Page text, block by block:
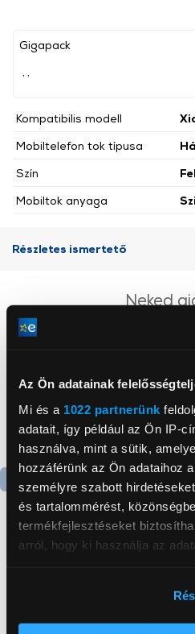
Az Ön adatainak
Mi és a 1022 partnerünk
adatait, így például az Ön IP-
használva, mint a sütik,
hozzáférünk az Ön adataihoz
személyre szabott
és tartalommérést,
termékfejlesztéseket
arról, hogy ki használja az
elhelyezkedéséről pár
Gigapack
Kompatibilis modell
Mobiltelefon tok típusa
Szín
Mobiltok anyaga
Részletes ismertető
Neked
Termék adatlap